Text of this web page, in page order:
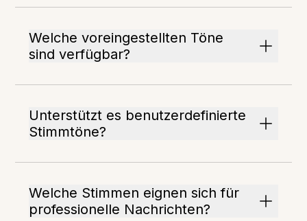
Welche voreingestellten Töne
sind verfügbar?
Unterstützt es benutzerdefinierte
Stimmtöne?
Welche Stimmen eignen sich für
professionelle Nachrichten?